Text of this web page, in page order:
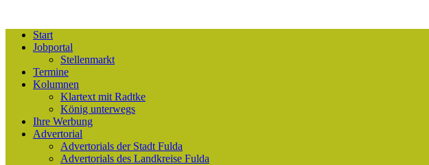
Start
Jobportal
Stellenmarkt
Termine
Kolumnen
Klartext mit Radtke
König unterwegs
Ihre Werbung
Advertorial
Advertorials der Stadt Fulda
Advertorials des Landkreise Fulda